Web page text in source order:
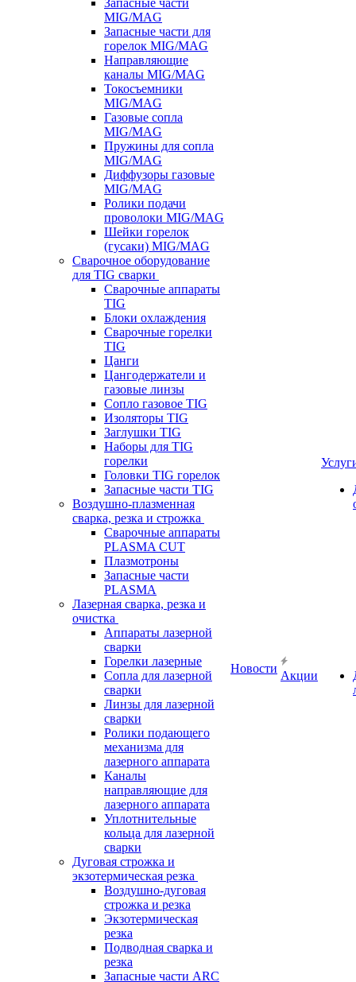
Запасные части
MIG/MAG
Запасные части для
горелок MIG/MAG
Направляющие
каналы MIG/MAG
Токосъемники
MIG/MAG
Газовые сопла
MIG/MAG
Пружины для сопла
MIG/MAG
Диффузоры газовые
MIG/MAG
Ролики подачи
проволоки MIG/MAG
Шейки горелок
(гусаки) MIG/MAG
Сварочное оборудование
для TIG сварки
Сварочные аппараты
TIG
Блоки охлаждения
Сварочные горелки
TIG
Цанги
Цангодержатели и
газовые линзы
Сопло газовое TIG
Изоляторы TIG
Заглушки TIG
Наборы для TIG
горелки
Головки TIG горелок
Запасные части TIG
Воздушно-плазменная
сварка, резка и строжка
Сварочные аппараты
PLASMA CUT
Плазмотроны
Запасные части
PLASMA
Лазерная сварка, резка и
очистка
Аппараты лазерной
сварки
Горелки лазерные
Сопла для лазерной
сварки
Линзы для лазерной
сварки
Ролики подающего
механизма для
лазерного аппарата
Каналы
направляющие для
лазерного аппарата
Уплотнительные
кольца для лазерной
сварки
Дуговая строжка и
экзотермическая резка
Воздушно-дуговая
строжка и резка
Экзотермическая
резка
Подводная сварка и
резка
Запасные части ARC
Новости
Акции